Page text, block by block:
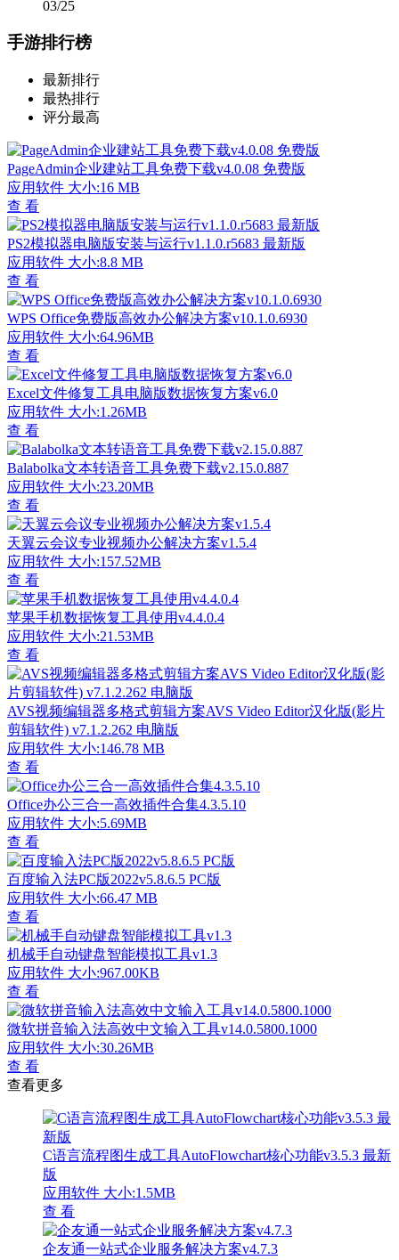
03/25
手游排行榜
最新排行
最热排行
评分最高
PageAdmin企业建站工具免费下载v4.0.08 免费版
应用软件 大小:16 MB
查 看
PS2模拟器电脑版安装与运行v1.1.0.r5683 最新版
应用软件 大小:8.8 MB
查 看
WPS Office免费版高效办公解决方案v10.1.0.6930
应用软件 大小:64.96MB
查 看
Excel文件修复工具电脑版数据恢复方案v6.0
应用软件 大小:1.26MB
查 看
Balabolka文本转语音工具免费下载v2.15.0.887
应用软件 大小:23.20MB
查 看
天翼云会议专业视频办公解决方案v1.5.4
应用软件 大小:157.52MB
查 看
苹果手机数据恢复工具使用v4.4.0.4
应用软件 大小:21.53MB
查 看
AVS视频编辑器多格式剪辑方案AVS Video Editor汉化版(影片
剪辑软件) v7.1.2.262 电脑版
应用软件 大小:146.78 MB
查 看
Office办公三合一高效插件合集4.3.5.10
应用软件 大小:5.69MB
查 看
百度输入法PC版2022v5.8.6.5 PC版
应用软件 大小:66.47 MB
查 看
机械手自动键盘智能模拟工具v1.3
应用软件 大小:967.00KB
查 看
微软拼音输入法高效中文输入工具v14.0.5800.1000
应用软件 大小:30.26MB
查 看
查看更多
C语言流程图生成工具AutoFlowchart核心功能v3.5.3 最新
版
应用软件 大小:1.5MB
查 看
企友通一站式企业服务解决方案v4.7.3